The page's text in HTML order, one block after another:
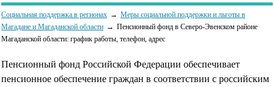
Социальная поддержка в регионах
Меры социальной поддержки и льготы в
Магадане и Магаданской области
Пенсионный фонд в Северо-Эвенском районе
Магаданской области: график работы, телефон, адрес
Пенсионный фонд Российской Федерации обеспечивает
пенсионное обеспечение граждан в соответствии с российским